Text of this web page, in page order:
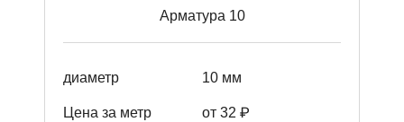
Арматура 10
диаметр 10 мм
Цена за метр от 32 ₽